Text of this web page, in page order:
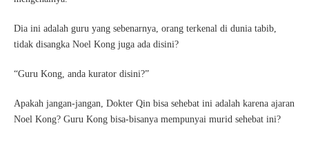
Dia ini adalah guru yang sebenarnya, orang terkenal di dunia tabib,
tidak disangka Noel Kong juga ada disini?
“Guru Kong, anda kurator disini?”
Apakah jangan-jangan, Dokter Qin bisa sehebat ini adalah karena ajaran
Noel Kong? Guru Kong bisa-bisanya mempunyai murid sehebat ini?